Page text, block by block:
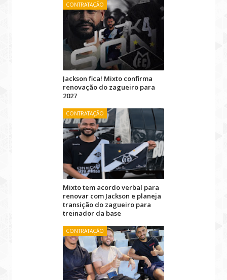
CONTRATAÇÃO
Jackson fica! Mixto confirma
renovação do zagueiro para
2027
CONTRATAÇÃO
Mixto tem acordo verbal para
renovar com Jackson e planeja
transição do zagueiro para
treinador da base
CONTRATAÇÃO